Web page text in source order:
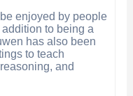
enjoyed by people
to being a
has also been
to teach
and